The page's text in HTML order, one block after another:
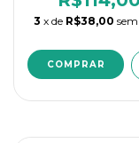
3 x de R$38,00